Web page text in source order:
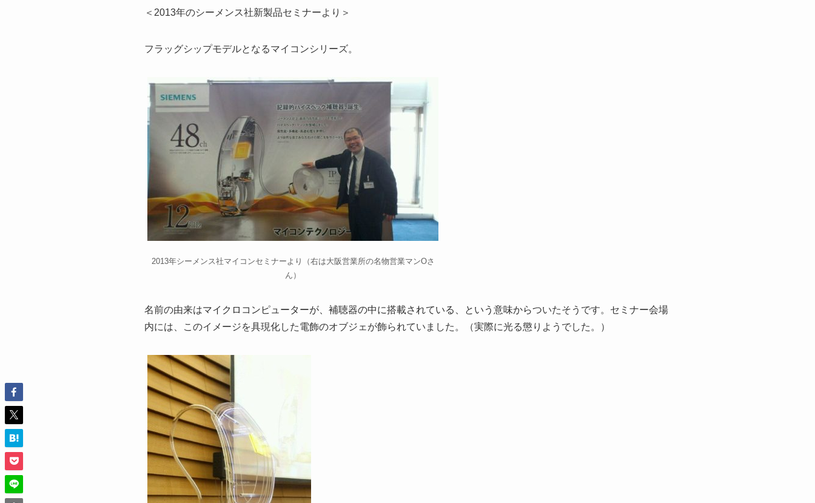
＜2013年のシーメンス社新製品セミナーより＞
フラッグシップモデルとなるマイコンシリーズ。
2013年シーメンス社マイコンセミナーより（右は大阪営業所の名物営業マンOさ
ん）
名前の由来はマイクロコンピューターが、補聴器の中に搭載されている、 という意味からついたそうです。セミナー会場
内には、このイメージを具現化した電飾のオブジェが飾られていました。（実際に光る懲りようでした。）